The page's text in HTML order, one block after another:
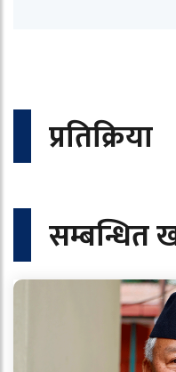
प्रतिक्रिया
सम्बन्धित